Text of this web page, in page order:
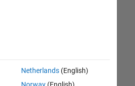
Netherlands(English)